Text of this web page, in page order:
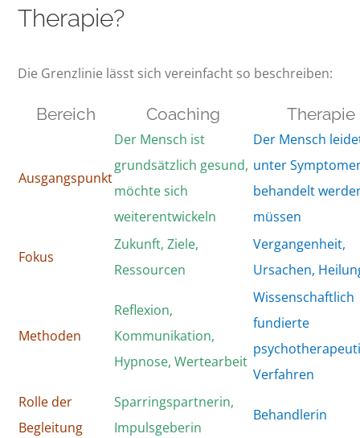
Therapie?
Die Grenzlinie lässt sich vereinfacht so beschreiben:
Bereich Coaching Therapie
Ausgangspunkt
Der Mensch ist
grundsätzlich gesund,
möchte sich
weiterentwickeln
Der Mensch
unter
behandelt
müssen
Fokus
Zukunft, Ziele,
Ressourcen
Vergangenheit,
Ursachen,
Methoden
Reflexion,
Kommunikation,
Hypnose, Wertearbeit
Wissenschaftlich
fundierte
Verfahren
Rolle der
Begleitung
Sparringspartnerin,
Impulsgeberin
Behandlerin